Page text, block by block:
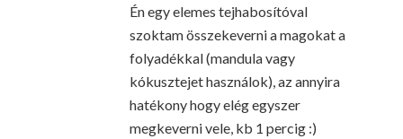
Én egy elemes tejhabosítóval
szoktam összekeverni a magokat a
folyadékkal (mandula vagy
kókusztejet használok), az annyira
hatékony hogy elég egyszer
megkeverni vele, kb 1 percig :)